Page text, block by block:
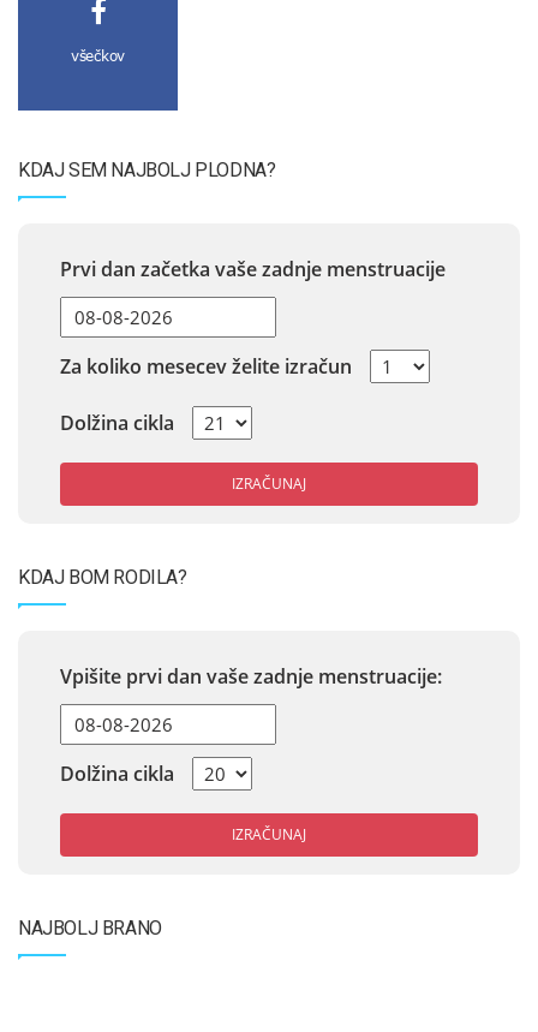
všečkov
KDAJ SEM NAJBOLJ PLODNA?
Prvi dan začetka vaše zadnje menstruacije
Za koliko mesecev želite izračun
Dolžina cikla
IZRAČUNAJ
KDAJ BOM RODILA?
Vpišite prvi dan vaše zadnje menstruacije:
Dolžina cikla
IZRAČUNAJ
NAJBOLJ BRANO